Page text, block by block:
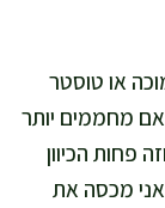
או טוסטר
מחממים יותר
פחות הכיוון
מכסה את